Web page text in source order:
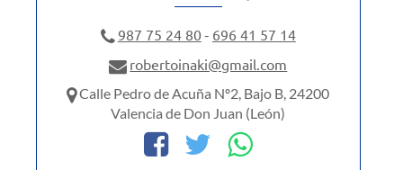
987 75 24 80- 696 41 57 14
robertoinaki@gmail.com
Calle Pedro de Acuña Nº2, Bajo B, 24200
Valencia de Don Juan (León)